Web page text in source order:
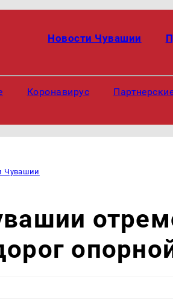
Новости Чувашии
Коронавирус
Чувашии